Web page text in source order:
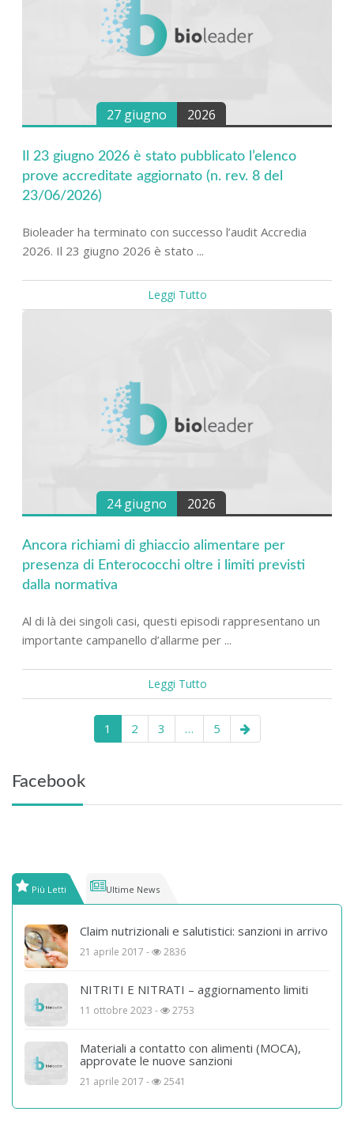
27 giugno 2026
Il 23 giugno 2026 è stato pubblicato l’elenco
prove accreditate aggiornato (n. rev. 8 del
23/06/2026)
Bioleader ha terminato con successo l’audit Accredia
2026. Il 23 giugno 2026 è stato ...
Leggi Tutto
24 giugno 2026
Ancora richiami di ghiaccio alimentare per
presenza di Enterococchi oltre i limiti previsti
dalla normativa
Al di là dei singoli casi, questi episodi rappresentano un
importante campanello d’allarme per ...
Leggi Tutto
1 2 3 … 5
Facebook
Più Letti Ultime News
Claim nutrizionali e salutistici: sanzioni in arrivo
21 aprile 2017 - 2836
NITRITI E NITRATI – aggiornamento limiti
11 ottobre 2023 - 2753
Materiali a contatto con alimenti (MOCA),
approvate le nuove sanzioni
21 aprile 2017 - 2541